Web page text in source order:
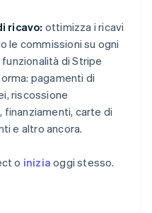
ricavo: ottimizza i ricavi
le commissioni su ogni
di Stripe
pagamenti di
riscossione
carte di
e altro ancora.
o inizia oggi stesso.